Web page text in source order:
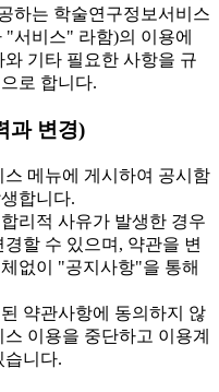
하는 학술연구정보서비스
"서비스" 라함)의 이용에
기타 필요한 사항을 규
로 합니다.
과 변경)
메뉴에 게시하여 공시함
합니다.
리적 사유가 발생한 경우
할 수 있으며, 약관을 변
없이 "공지사항"을 통해
약관사항에 동의하지 않
이용을 중단하고 이용계
습니다.